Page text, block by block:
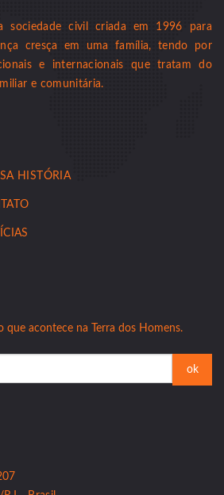
sociedade civil criada em 1996 para
cresça em uma família, tendo por
e internacionais que tratam do
e comunitária.
HISTÓRIA
que acontece na Terra dos Homens.